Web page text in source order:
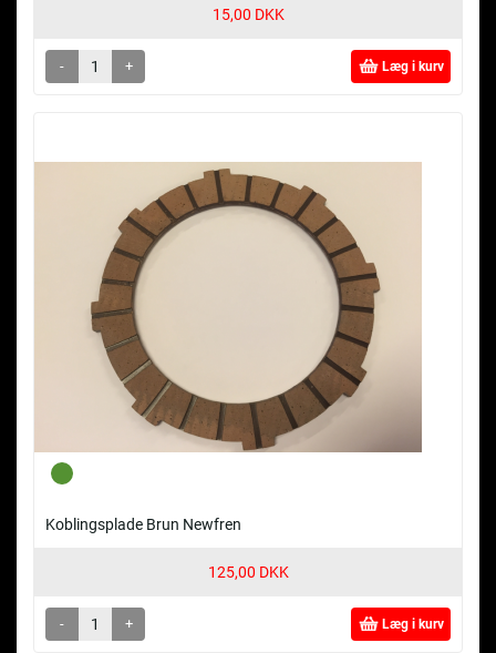
15,00 DKK
- + Læg i kurv
Koblingsplade Brun Newfren
125,00 DKK
- + Læg i kurv